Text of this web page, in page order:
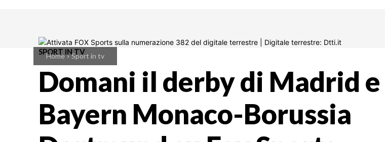
Home Sport in tv
SPORT IN TV
Domani il derby di Madrid e
Bayern Monaco-Borussia